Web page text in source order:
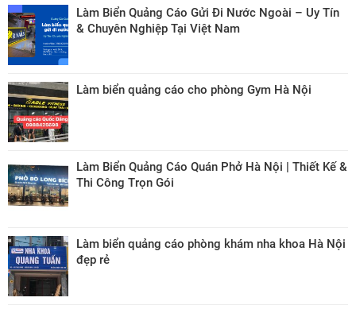
Làm Biển Quảng Cáo Gửi Đi Nước Ngoài – Uy Tín
& Chuyên Nghiệp Tại Việt Nam
Làm biển quảng cáo cho phòng Gym Hà Nội
Làm Biển Quảng Cáo Quán Phở Hà Nội | Thiết Kế &
Thi Công Trọn Gói
Làm biển quảng cáo phòng khám nha khoa Hà Nội
đẹp rẻ